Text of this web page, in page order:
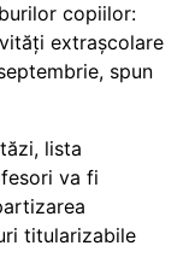
copiilor:
extrașcolare
spun
lista
va fi
titularizabile